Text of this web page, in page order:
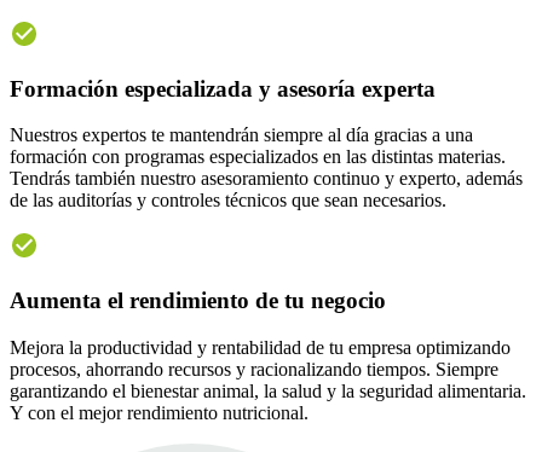
Formación especializada y asesoría experta
Nuestros expertos te mantendrán siempre al día gracias a una
formación con programas especializados en las distintas materias.
Tendrás también nuestro asesoramiento continuo y experto, además
de las auditorías y controles técnicos que sean necesarios.
Aumenta el rendimiento de tu negocio
Mejora la productividad y rentabilidad de tu empresa optimizando
procesos, ahorrando recursos y racionalizando tiempos. Siempre
garantizando el bienestar animal, la salud y la seguridad alimentaria.
Y con el mejor rendimiento nutricional.